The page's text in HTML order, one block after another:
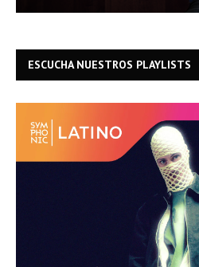
ESCUCHA NUESTROS PLAYLISTS